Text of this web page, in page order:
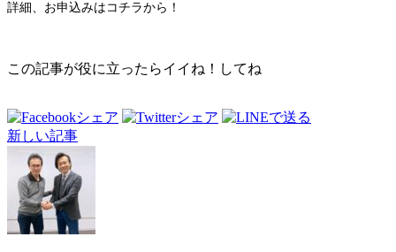
詳細、お申込みはコチラから！
この記事が役に立ったらイイね！してね
新しい記事